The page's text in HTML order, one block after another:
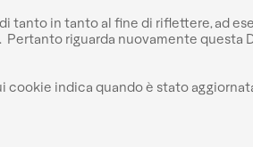
tanto in tanto al fine di riflettere, ad
riguarda nuovamente questa
cookie indica quando è stato